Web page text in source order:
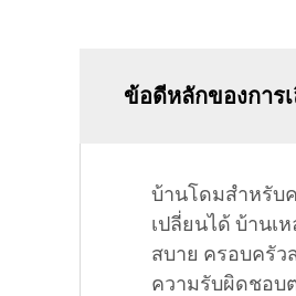
ข้อดีหลักของการ
บ้านโดมสำหรับ
เปลี่ยนได้ บ้านเ
สบาย ครอบครั
ความรับผิดชอบ